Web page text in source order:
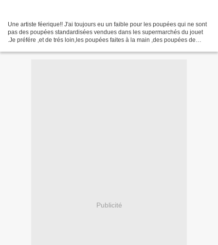
Une artiste féerique!! J'ai toujours eu un faible pour les poupées qui ne sont
pas des poupées standardisées vendues dans les supermarchés du jouet
.Je préfére ,et de trés loin,les poupées faites à la main ,des poupées de
Publicité